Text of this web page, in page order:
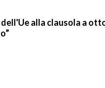
alla clausola a